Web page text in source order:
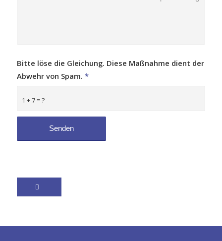
1 + 7 = ?
Bitte löse die Gleichung. Diese Maßnahme dient der
Abwehr von Spam. *